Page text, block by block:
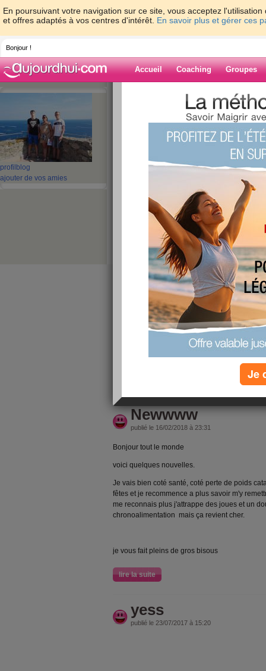
En poursuivant votre navigation sur ce site, vous acceptez
et offres adaptés à vos centres d'intérêt. En savoir plus et gérer ces
Bonjour !
Accueil Coaching Groupes
profil blog
ajouter de vos amies
>
Blog de Teddye
‹ Préc. 1 2 3 4 5
départ
publié le 19/02/2018 à 14:07
Voilà je commence aujourd'hui la chrono
me peserai mercredi et samedi et on verra le
Merci les amies d'être là .
Newwww
publié le 16/02/2018 à 23:31
Bonjour tout le monde
voici quelques nouvelles.
Je vais bien coté santé, coté perte de poids
fêtes et je recommence a plus savoir m'y
me reconnais plus j'attrappe des joues et un
chronoalimentation mais ça revient cher.
je vous fait pleins de gros bisous
lire la suite
yess
publié le 23/07/2017 à 15:20
Je